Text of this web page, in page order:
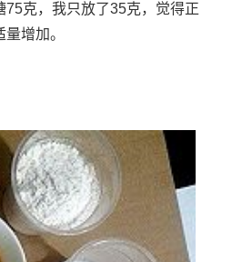
75克，我只放了35克，觉得正
增加。